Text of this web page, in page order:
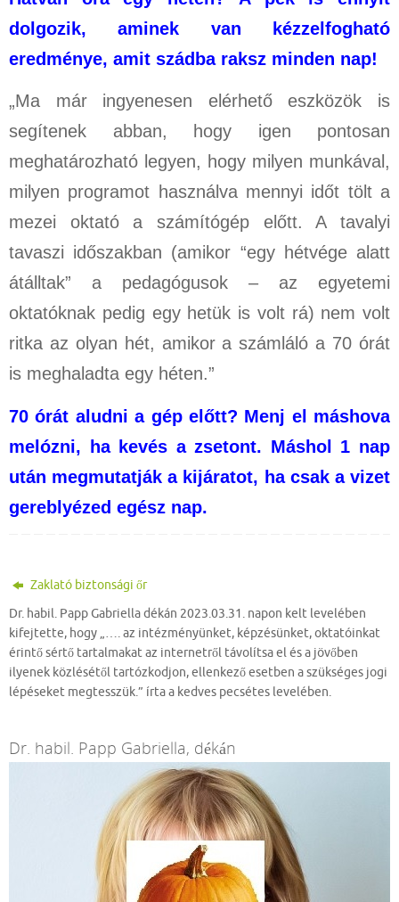
dolgozik, aminek van kézzelfogható
eredménye, amit szádba raksz minden nap!
„Ma már ingyenesen elérhető eszközök is
segítenek abban, hogy igen pontosan
meghatározható legyen, hogy milyen munkával,
milyen programot használva mennyi időt tölt a
mezei oktató a számítógép előtt. A tavalyi
tavaszi időszakban (amikor “egy hétvége alatt
átálltak” a pedagógusok – az egyetemi
oktatóknak pedig egy hetük is volt rá) nem volt
ritka az olyan hét, amikor a számláló a 70 órát
is meghaladta egy héten.”
70 órát aludni a gép előtt? Menj el máshova
melózni, ha kevés a zsetont. Máshol 1 nap
után megmutatják a kijáratot, ha csak a vizet
gereblyézed egész nap.
Zaklató biztonsági őr
Dr. habil. Papp Gabriella dékán 2023.03.31. napon kelt levelében
kifejtette, hogy „…. az intézményünket, képzésünket, oktatóinkat
érintő sértő tartalmakat az internetről távolítsa el és a jövőben
ilyenek közlésétől tartózkodjon, ellenkező esetben a szükséges jogi
lépéseket megtesszük.” írta a kedves pecsétes levelében.
Dr. habil. Papp Gabriella, dékán